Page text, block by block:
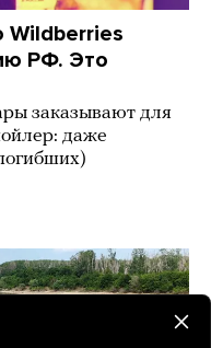
Wildberries
РФ. Это
заказывают для
даже